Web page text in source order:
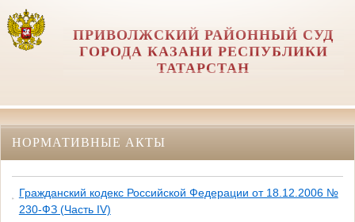
ПРИВОЛЖСКИЙ РАЙОННЫЙ СУД
ГОРОДА КАЗАНИ РЕСПУБЛИКИ
ТАТАРСТАН
НОРМАТИВНЫЕ АКТЫ
Гражданский кодекс Российской Федерации от 18.12.2006 №
230-ФЗ (Часть IV)